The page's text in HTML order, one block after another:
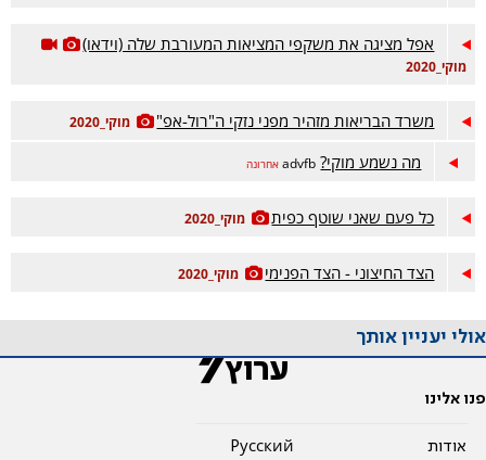
אפל מציגה את משקפי המציאות המעורבת שלה (וידאו)
מוקי_2020
משרד הבריאות מזהיר מפני נזקי ה"רול-אפ" מוקי_2020
מה נשמע מוקי? advfb אחרונה
כל פעם שאני שוטף כפית מוקי_2020
הצד החיצוני - הצד הפנימי מוקי_2020
אולי יעניין אותך
פנו אלינו
אודות
Pусский